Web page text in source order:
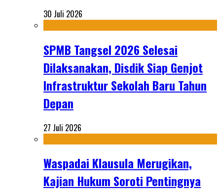
30 Juli 2026
SPMB Tangsel 2026 Selesai
Dilaksanakan, Disdik Siap Genjot
Infrastruktur Sekolah Baru Tahun
Depan
27 Juli 2026
Waspadai Klausula Merugikan,
Kajian Hukum Soroti Pentingnya